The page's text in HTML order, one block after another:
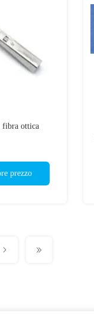
fibra ottica
prezzo